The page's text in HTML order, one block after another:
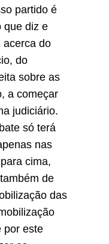
partido é
que diz e
acerca do
do
sobre as
a começar
judiciário.
só terá
nas
cima,
de
das
por este